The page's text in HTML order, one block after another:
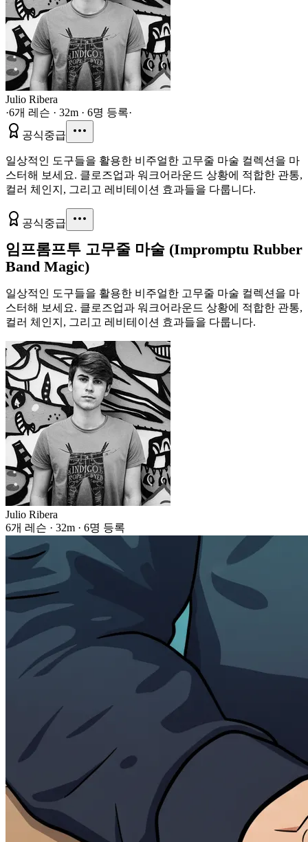
Julio Ribera
·6개 레슨 · 32m · 6명 등록·
공식중급
일상적인 도구들을 활용한 비주얼한 고무줄 마술 컬렉션을 마
스터해 보세요. 클로즈업과 워크어라운드 상황에 적합한 관통,
컬러 체인지, 그리고 레비테이션 효과들을 다룹니다.
공식중급
임프롬프투 고무줄 마술 (Impromptu Rubber
Band Magic)
일상적인 도구들을 활용한 비주얼한 고무줄 마술 컬렉션을 마
스터해 보세요. 클로즈업과 워크어라운드 상황에 적합한 관통,
컬러 체인지, 그리고 레비테이션 효과들을 다룹니다.
Julio Ribera
6개 레슨 · 32m · 6명 등록